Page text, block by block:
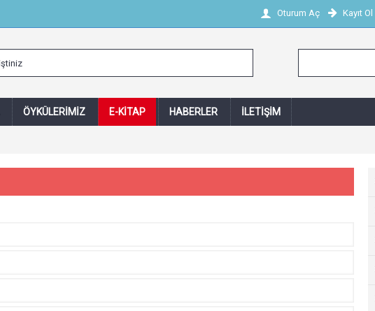
Oturum Aç Kayıt Ol
ÖYKÜLERIMIZ E-KITAP HABERLER İLETIŞIM